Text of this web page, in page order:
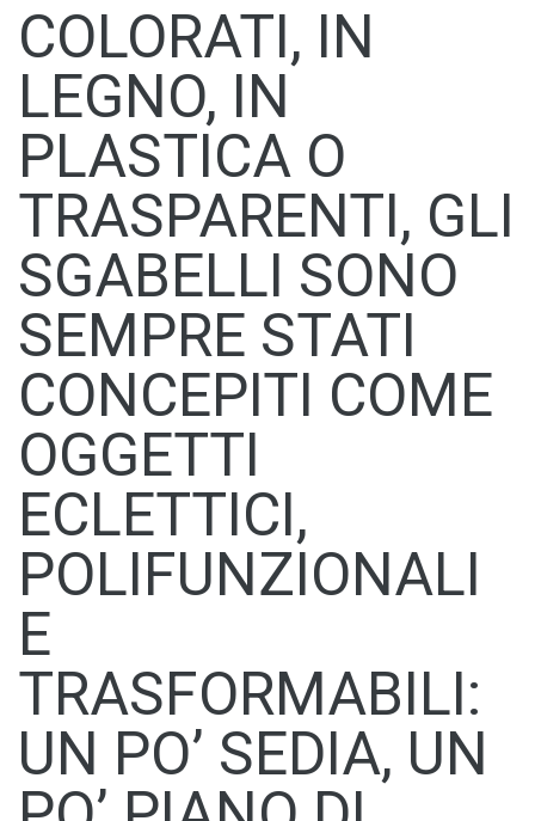
COLORATI, IN
LEGNO, IN
PLASTICA O
TRASPARENTI, GLI
SGABELLI SONO
SEMPRE STATI
CONCEPITI COME
OGGETTI
ECLETTICI,
POLIFUNZIONALI
E
TRASFORMABILI:
UN PO’ SEDIA, UN